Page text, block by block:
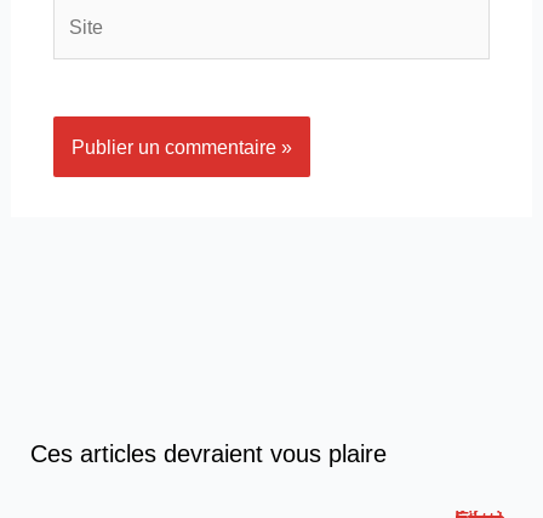
Ces articles devraient vous plaire